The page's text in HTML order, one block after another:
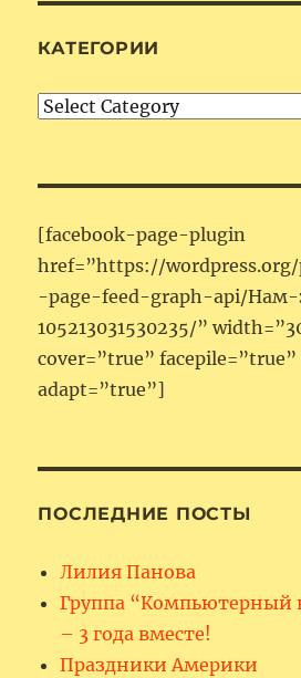
КАТЕГОРИИ
Категории
[facebook-page-plugin
href=”https://
-page-feed-graph-api/
105213031530235/”
cover=”true”
adapt=”true”]
ПОСЛЕДНИЕ ПОСТЫ
Лилия Панова
Группа “Компьютерный
– 3 года вместе!
Праздники Америки